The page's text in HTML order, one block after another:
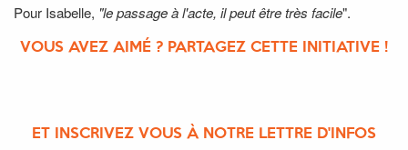
Pour Isabelle, "le passage à l'acte, il peut être très facile".
VOUS AVEZ AIMÉ ? PARTAGEZ CETTE INITIATIVE !
ET INSCRIVEZ VOUS À NOTRE LETTRE D'INFOS